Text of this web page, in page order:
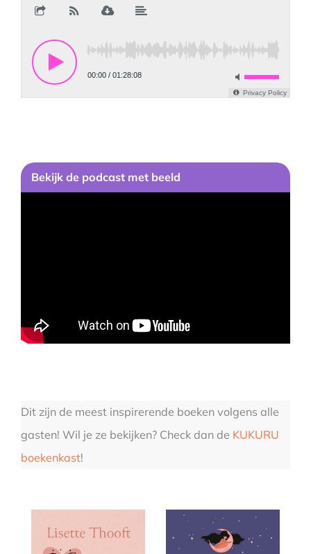
Bekijk de podcast met beeld
Dit zijn de meest inspirerende boeken volgens alle
gasten! Wil je ze bekijken? Check dan de KUKURU
boekenkast!